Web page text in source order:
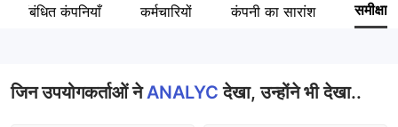
कंपनी का नाम
संबंधित कंपनियाँ कर्मचारियों कंपनी का सारांश समीक्षा
जिन उपयोगकर्ताओं नेANALYCदेखा, उन्होंने भी देखा..